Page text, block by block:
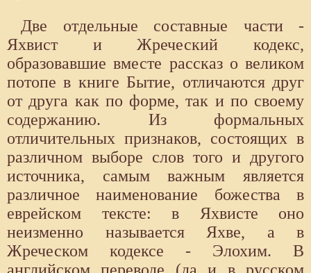
Две отдельные составные части -
Яхвист и Жреческий кодекс,
образовавшие вместе рассказ о великом
потопе в книге Бытие, отличаются друг
от друга как по форме, так и по своему
содержанию. Из формальных
отличительных признаков, состоящих в
различном выборе слов того и другого
источника, самым важным является
различное наименование божества в
еврейском тексте: в Яхвисте оно
неизменно называется Яхве, а в
Жреческом кодексе - Элохим. В